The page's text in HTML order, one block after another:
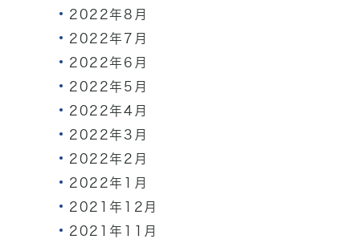
2022年8月
2022年7月
2022年6月
2022年5月
2022年4月
2022年3月
2022年2月
2022年1月
2021年12月
2021年11月